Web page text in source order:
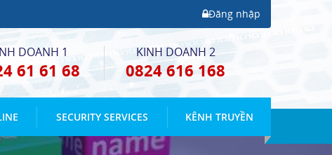
Đăng nhập
DOANH 1
61 61 68
KINH DOANH 2
0824 616 168
SECURITY SERVICES KÊNH TRUYỀN